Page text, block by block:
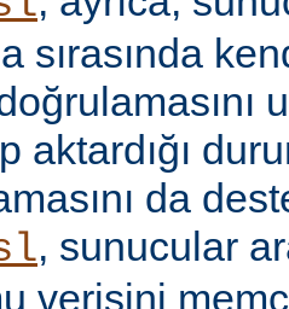
sırasında
aktardığı
da
, sunucular
verisini